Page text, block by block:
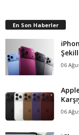
En Son Haberler
06
06